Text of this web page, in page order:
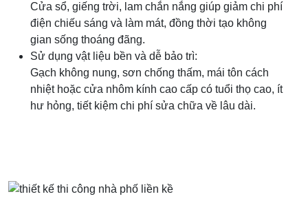
Cửa sổ, giếng trời, lam chắn nắng giúp giảm chi phí
điện chiếu sáng và làm mát, đồng thời tạo không
gian sống thoáng đãng.
Sử dụng vật liệu bền và dễ bảo trì:
Gạch không nung, sơn chống thấm, mái tôn cách
nhiệt hoặc cửa nhôm kính cao cấp có tuổi thọ cao, ít
hư hỏng, tiết kiệm chi phí sửa chữa về lâu dài.